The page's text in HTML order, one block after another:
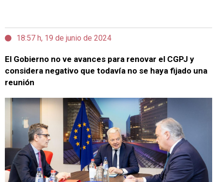
18:57 h, 19 de junio de 2024
El Gobierno no ve avances para renovar el CGPJ y
considera negativo que todavía no se haya fijado una
reunión